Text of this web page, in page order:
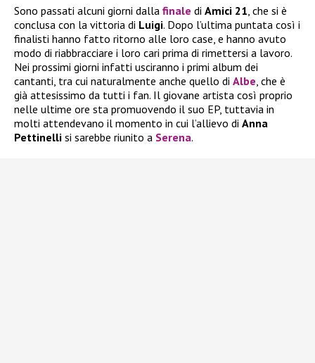
Sono passati alcuni giorni dalla finale di Amici 21, che si è
conclusa con la vittoria di Luigi. Dopo l’ultima puntata così i
finalisti hanno fatto ritorno alle loro case, e hanno avuto
modo di riabbracciare i loro cari prima di rimettersi a lavoro.
Nei prossimi giorni infatti usciranno i primi album dei
cantanti, tra cui naturalmente anche quello di Albe, che è
già attesissimo da tutti i fan. Il giovane artista così proprio
nelle ultime ore sta promuovendo il suo EP, tuttavia in
molti attendevano il momento in cui l’allievo di Anna
Pettinelli si sarebbe riunito a Serena.